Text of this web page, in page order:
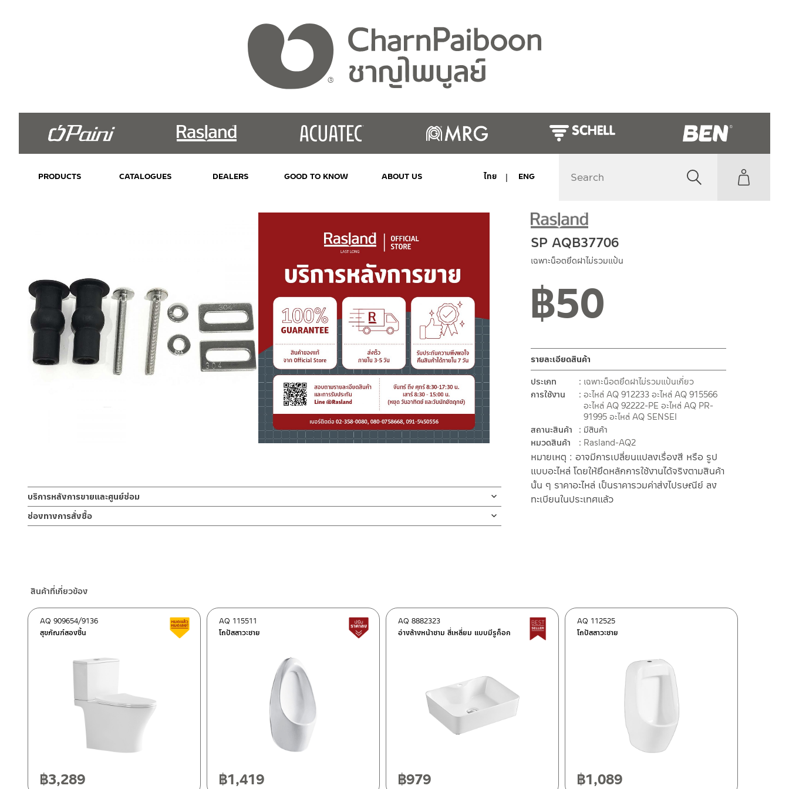
PRODUCTS CATALOGUES DEALERS GOOD TO KNOW ABOUT US ไทย ENG
SP AQB37706
เฉพาะน็อตยึดฝาไม่รวมแป้น
฿50
รายละเอียดสินค้า
ประเภท
เฉพาะน็อตยึดฝาไม่รวมแป้นเกี่ยว
การใช้งาน
อะไหล่ AQ 912233 อะไหล่ AQ 915566
อะไหล่ AQ 92222-PE อะไหล่ AQ PR-
91995 อะไหล่ AQ SENSEI
สถานะสินค้า
มีสินค้า
หมวดสินค้า
Rasland-AQ2
หมายเหตุ : อาจมีการเปลี่ยนแปลงเรื่องสี หรือ รูป
แบบอะไหล่ โดยให้ยึดหลักการใช้งานได้จริงตามสินค้า
นั้น ๆ ราคาอะไหล่ เป็นราคารวมค่าส่งไปรษณีย์ ลง
ทะเบียนในประเทศแล้ว
บริการหลังการขายและศูนย์ซ่อม
ช่องทางออนไลน์
– Email: contact@charnpaiboon.com
662/61-62 ถนน พระราม3 แขวงบางโพงพาง เขตยานนาวา กรุงเทพฯ 10120
โทร: 02-358-0080 / 080-075-8668 / 091-545-0556
ศูนย์บริการและอะไหล่
118/33 โครงการอรสิริน ม.8 ต.สันปูเลย อ.ดอยสะเก็ด เชียงใหม่ 50220
ช่องทางการสั่งซื้อ
ติดต่อพนักงานขาย / Contact Sales Staff
โทร: 02-285-5795
LINE:@charnpaiboon.sales
ติดต่อ ชาญไพบูลย์ / Contact Us
สินค้าที่เกี่ยวข้อง
สุขภัณฑ์สองชิ้น
AQ 909654/9136 สินค้าลดราคา เคลียร์สต็อก
฿3,289
โถปัสสาวะชาย
AQ 115511 สินค้าปรับราคาลดลง
฿1,419
อ่างล้างหน้าชาม สี่เหลี่ยม แบบมีรูก็อก
AQ 8882323 Best Seller สินค้าขายดี
฿979
โถปัสสาวะชาย
AQ 112525
฿1,089